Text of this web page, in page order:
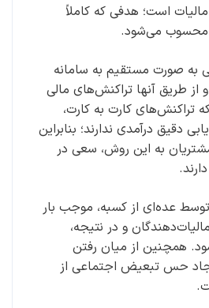
مالیات است؛ هدفی که کاملاً
محسوب می‌شود.
به صورت مستقیم به سامانه
طریق آنها تراکنش‌های مالی
تراکنش‌های کارت به کارت،
دقیق درآمدی ندارند؛ بنابراین
به این روش، سعی در
عده‌ای از کسبه، موجب بار
و در نتیجه،
همچنین از میان رفتن
حس تبعیض اجتماعی از